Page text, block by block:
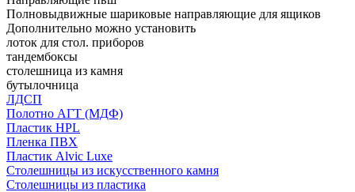
Полновыдвижные шариковые направляющие для ящиков
Дополнительно можно установить
лоток для стол. приборов
тандембоксы
столешница из камня
бутылочница
ЛДСП
Полотно АГТ (МДФ)
Пластик HPL
Пленка ПВХ
Пластик Alvic Luxe
Столешницы из искусственного камня
Столешницы из пластика